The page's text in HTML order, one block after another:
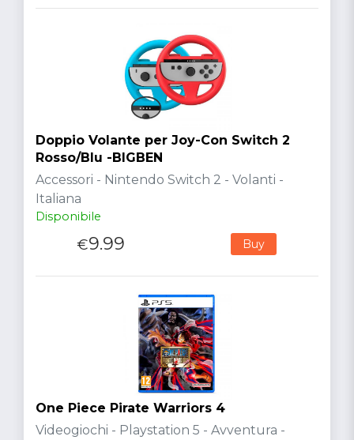
Doppio Volante per Joy-Con Switch 2
Rosso/Blu -BIGBEN
Accessori - Nintendo Switch 2 - Volanti -
Italiana
Disponibile
€9.99 Buy
One Piece Pirate Warriors 4
Videogiochi - Playstation 5 - Avventura -